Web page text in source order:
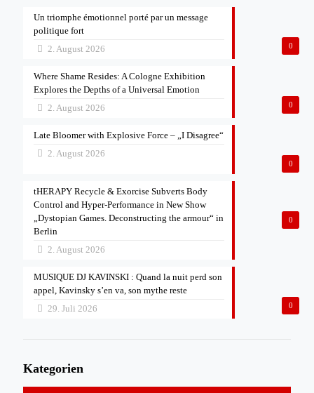
0
Un triomphe émotionnel porté par un message
politique fort
2. August 2026
0
Where Shame Resides: A Cologne Exhibition
Explores the Depths of a Universal Emotion
2. August 2026
0
Late Bloomer with Explosive Force – „I Disagree“
2. August 2026
0
tHERAPY Recycle & Exorcise Subverts Body
Control and Hyper-Performance in New Show
„Dystopian Games. Deconstructing the armour“ in
Berlin
2. August 2026
0
MUSIQUE DJ KAVINSKI : Quand la nuit perd son
appel, Kavinsky s’en va, son mythe reste
29. Juli 2026
Kategorien